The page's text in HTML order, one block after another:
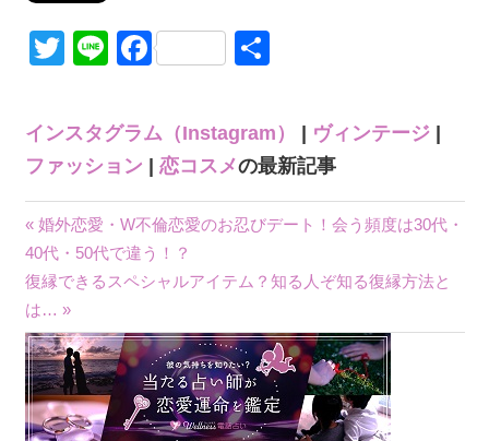
Twitter
LineFacebook
インスタグラム（Instagram） | ヴィンテージ|
ファッション | 恋コスメの最新記事
投
稿
ナ
ビ
ゲ
« 婚外恋愛・W不倫恋愛のお忍びデート！会う頻度は30代・
40代・50代で違う！？
復縁できるスペシャルアイテム？知る人ぞ知る復縁方法と
は… »